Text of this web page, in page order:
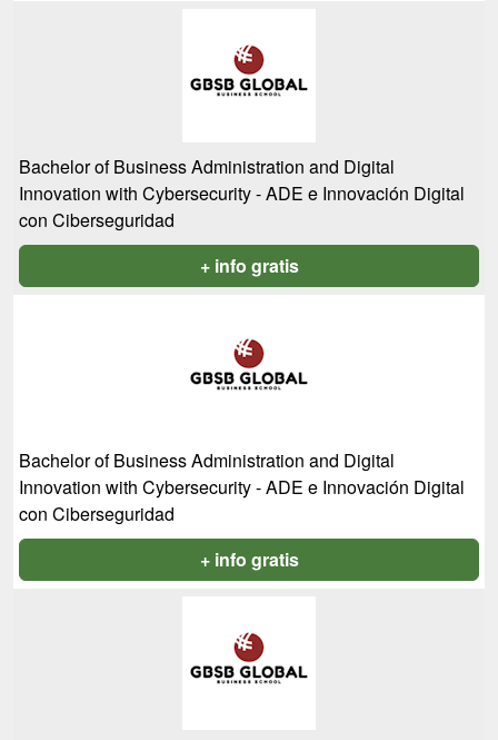
Bachelor of Business Administration and Digital
Innovation with Cybersecurity - ADE e Innovación Digital
con Ciberseguridad
+ info gratis
Bachelor of Business Administration and Digital
Innovation with Cybersecurity - ADE e Innovación Digital
con Ciberseguridad
+ info gratis